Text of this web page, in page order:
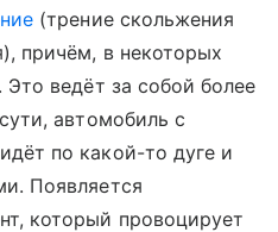
(трение скольжения
причём, в некоторых
Это ведёт за собой более
автомобиль с
по какой-то дуге и
Появляется
который провоцирует